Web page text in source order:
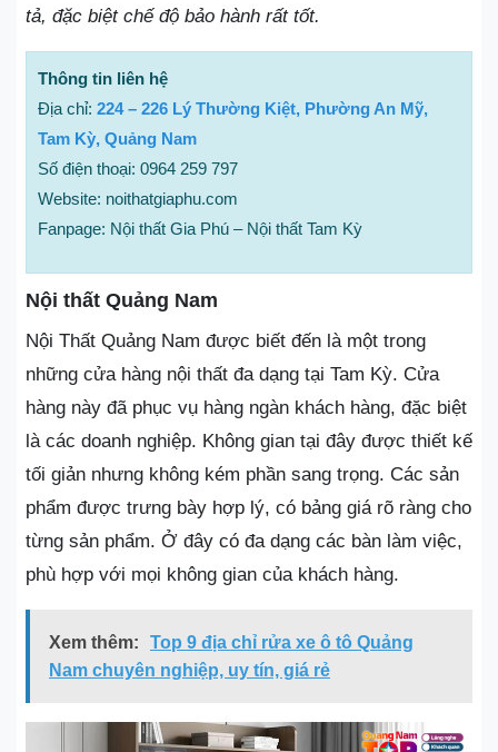
tả, đặc biệt chế độ bảo hành rất tốt.
Thông tin liên hệ
Địa chỉ: 224 – 226 Lý Thường Kiệt, Phường An Mỹ,
Tam Kỳ, Quảng Nam
Số điện thoại: 0964 259 797
Website: noithatgiaphu.com
Fanpage: Nội thất Gia Phú – Nội thất Tam Kỳ
Nội thất Quảng Nam
Nội Thất Quảng Nam được biết đến là một trong
những cửa hàng nội thất đa dạng tại Tam Kỳ. Cửa
hàng này đã phục vụ hàng ngàn khách hàng, đặc biệt
là các doanh nghiệp. Không gian tại đây được thiết kế
tối giản nhưng không kém phần sang trọng. Các sản
phẩm được trưng bày hợp lý, có bảng giá rõ ràng cho
từng sản phẩm. Ở đây có đa dạng các bàn làm việc,
phù hợp với mọi không gian của khách hàng.
Xem thêm:
Top 9 địa chỉ rửa xe ô tô Quảng
Nam chuyên nghiệp, uy tín, giá rẻ